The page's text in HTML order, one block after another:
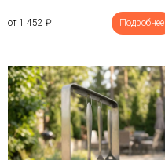
от 1 452 ₽ Подробнее